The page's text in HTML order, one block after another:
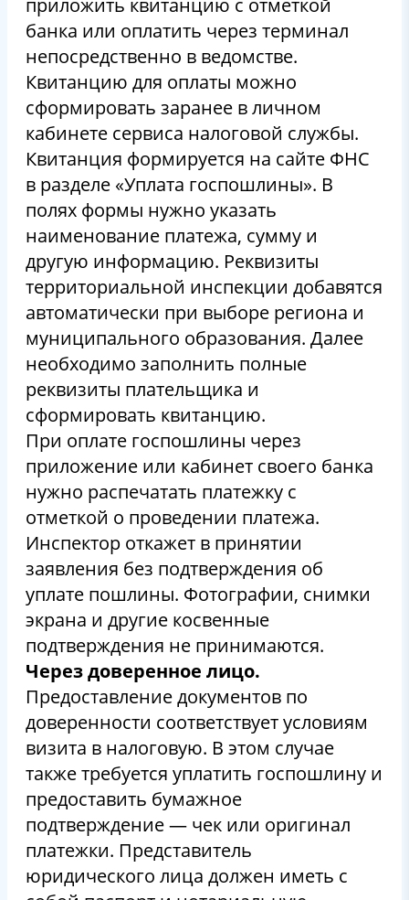
приложить квитанцию с отметкой
банка или оплатить через терминал
непосредственно в ведомстве.
Квитанцию для оплаты можно
сформировать заранее в личном
кабинете сервиса налоговой службы.
Квитанция формируется на сайте ФНС
в разделе «Уплата госпошлины». В
полях формы нужно указать
наименование платежа, сумму и
другую информацию. Реквизиты
территориальной инспекции добавятся
автоматически при выборе региона и
муниципального образования. Далее
необходимо заполнить полные
реквизиты плательщика и
сформировать квитанцию.
При оплате госпошлины через
приложение или кабинет своего банка
нужно распечатать платежку с
отметкой о проведении платежа.
Инспектор откажет в принятии
заявления без подтверждения об
уплате пошлины. Фотографии, снимки
экрана и другие косвенные
подтверждения не принимаются.
Через доверенное лицо.
Предоставление документов по
доверенности соответствует условиям
визита в налоговую. В этом случае
также требуется уплатить госпошлину и
предоставить бумажное
подтверждение — чек или оригинал
платежки. Представитель
юридического лица должен иметь с